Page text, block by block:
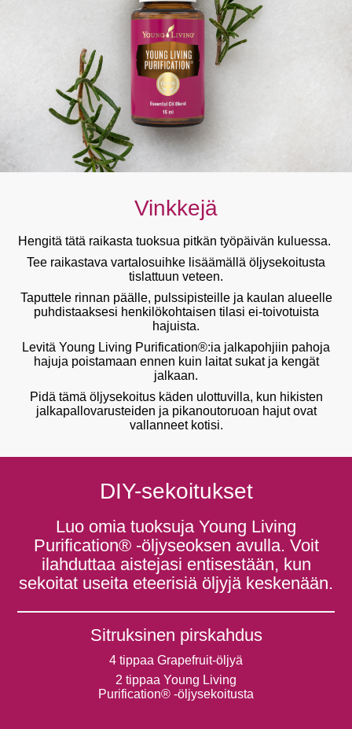
Vinkkejä
Hengitä tätä raikasta tuoksua pitkän työpäivän kuluessa.
Tee raikastava vartalosuihke lisäämällä öljysekoitusta
tislattuun veteen.
Taputtele rinnan päälle, pulssipisteille ja kaulan alueelle
puhdistaaksesi henkilökohtaisen tilasi ei-toivotuista
hajuista.
Levitä Young Living Purification®:ia jalkapohjiin pahoja
hajuja poistamaan ennen kuin laitat sukat ja kengät
jalkaan.
Pidä tämä öljysekoitus käden ulottuvilla, kun hikisten
jalkapallovarusteiden ja pikanoutoruoan hajut ovat
vallanneet kotisi.
DIY-sekoitukset
Luo omia tuoksuja Young Living
Purification® -öljyseoksen avulla. Voit
ilahduttaa aistejasi entisestään, kun
sekoitat useita eteerisiä öljyjä keskenään. ​
Sitruksinen pirskahdus
4 tippaa Grapefruit-öljyä
2 tippaa Young Living
Purification® -öljysekoitusta